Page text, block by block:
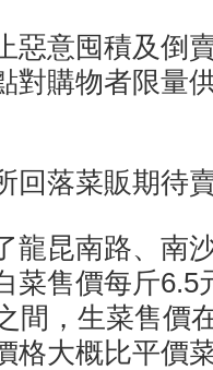
意囤積及倒
對購物者限量
落菜販期待
昆南路、南
菜售價每斤6.5
間，生菜售價
格大概比平價